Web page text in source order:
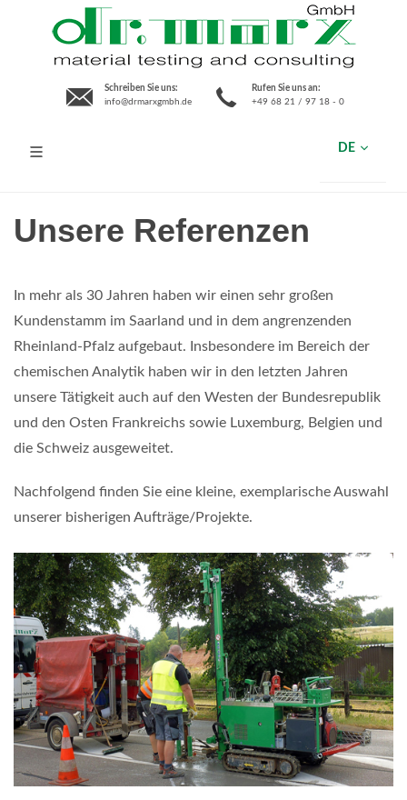
Schreiben Sie uns:
info@drmarxgmbh.de
Rufen Sie uns an:
+49 68 21 / 97 18 - 0
DE
Unsere Referenzen
In mehr als 30 Jahren haben wir einen sehr großen
Kundenstamm im Saarland und in dem angrenzenden
Rheinland-Pfalz aufgebaut. Insbesondere im Bereich der
chemischen Analytik haben wir in den letzten Jahren
unsere Tätigkeit auch auf den Westen der Bundesrepublik
und den Osten Frankreichs sowie Luxemburg, Belgien und
die Schweiz ausgeweitet.
Nachfolgend finden Sie eine kleine, exemplarische Auswahl
unserer bisherigen Aufträge/Projekte.